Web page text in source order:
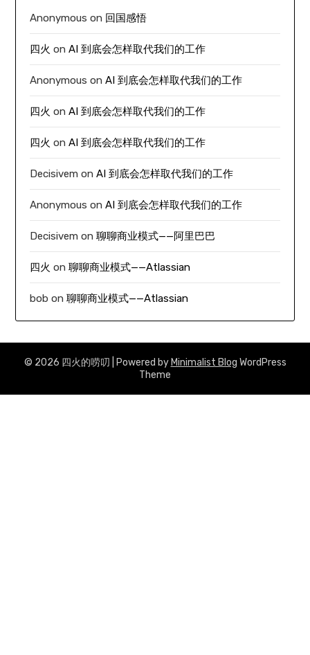
Anonymous on 回国感悟
四火 onAI 到底会怎样取代我们的工作
Anonymous onAI 到底会怎样取代我们的工作
四火 onAI 到底会怎样取代我们的工作
四火 onAI 到底会怎样取代我们的工作
Decisivem onAI 到底会怎样取代我们的工作
Anonymous onAI 到底会怎样取代我们的工作
Decisivem on聊聊商业模式——阿里巴巴
四火 on聊聊商业模式——Atlassian
bob on聊聊商业模式——Atlassian
© 2026 四火的唠叨 | Powered by Minimalist Blog WordPress
Theme